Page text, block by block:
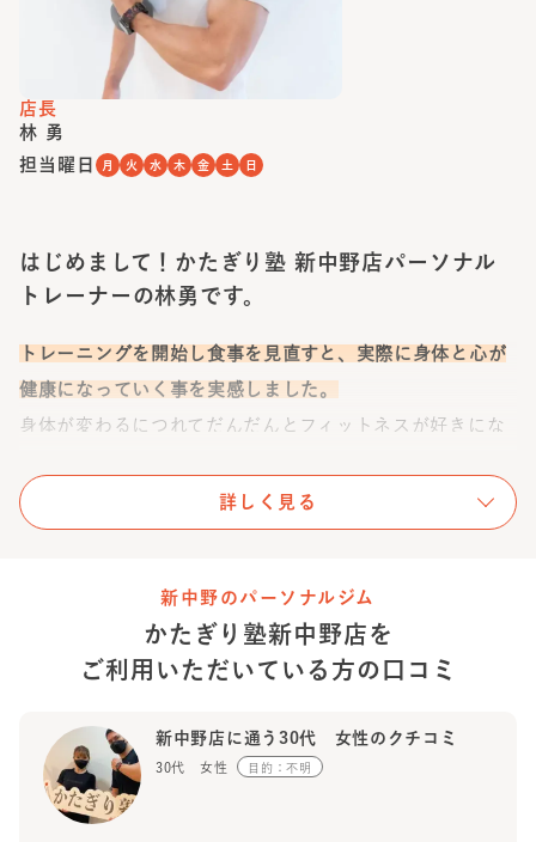
店長
林 勇
担当曜日 月 火 水 木 金 土 日
はじめまして！かたぎり塾 新中野店パーソナル
トレーナーの林勇です。
トレーニングを開始し食事を見直すと、実際に身体と心が
健康になっていく事を実感しました。
身体が変わるにつれてだんだんとフィットネスが好きにな
トネスを日本中に広めたいという思いを強く思うようにな
りました。
食事を抜くような日本の間違ったダイエットやトレーニン
グ文化を変えたい と思い、パーソナルトレーナーになりま
たい方、健康でいたい方、肩こり腰痛を根本改善したい
方、
フィットネスの大会を目指している方、私のパーソナルト
詳しく見る
新中野のパーソナルジム
かたぎり塾新中野店 を
ご利用いただいている方の 口コミ
新中野店に通う30代 女性のクチコミ
30代 女性 目的：不明